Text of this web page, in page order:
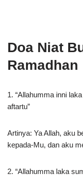
Doa Niat
Ramadhan
1. “Allahumma inni
aftartu”
Artinya: Ya Allah, aku
kepada-Mu, dan aku
2. “Allahumma laka